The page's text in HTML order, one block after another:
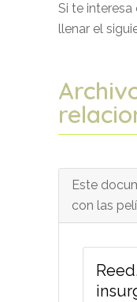
Si te
llenar el
Este
con las